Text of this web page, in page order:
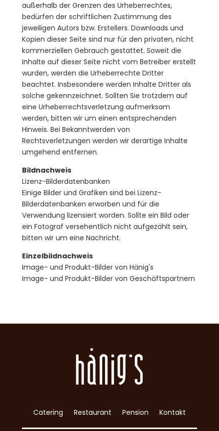
außerhalb der Grenzen des Urheberrechtes,
bedürfen der schriftlichen Zustimmung des
jeweiligen Autors bzw. Erstellers. Downloads und
Kopien dieser Seite sind nur für den privaten, nicht
kommerziellen Gebrauch gestattet. Soweit die
Inhalte auf dieser Seite nicht vom Betreiber erstellt
wurden, werden die Urheberrechte Dritter
beachtet. Insbesondere werden Inhalte Dritter als
solche gekennzeichnet. Sollten Sie trotzdem auf
eine Urheberrechtsverletzung aufmerksam
werden, bitten wir um einen entsprechenden
Hinweis. Bei Bekanntwerden von
Rechtsverletzungen werden wir derartige Inhalte
umgehend entfernen.
Bildnachweis
Lizenz-Bilderdatenbanken
Einige Bilder und Grafiken sind bei Lizenz-
Bilderdatenbanken erworben und für die
Verwendung lizensiert worden. Sollte ein Bild oder
ein Fotograf versehentlich nicht aufgezählt sein,
bitten wir um eine Nachricht.
Einzelbildnachweis
Image- und Produkt-Bilder von Hänig's
Image- und Produkt-Bilder von Geschäftspartnern
Catering Restaurant Pension Kontakt